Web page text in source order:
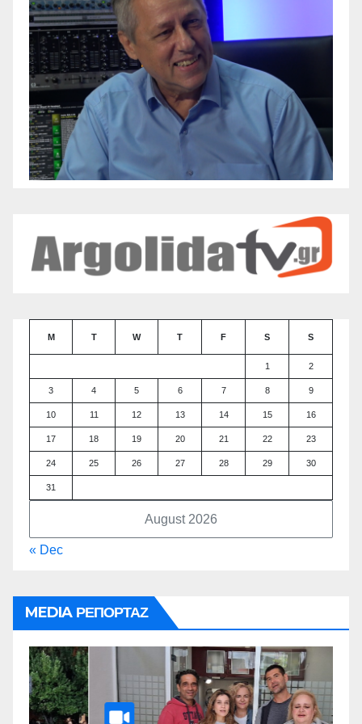
August 2026
M T W T F S S
1 2
3 4 5 6 7 8 9
10 11 12 13 14 15 16
17 18 19 20 21 22 23
24 25 26 27 28 29 30
31
« Dec
MEDIA ΡΕΠΟΡΤΑΖ